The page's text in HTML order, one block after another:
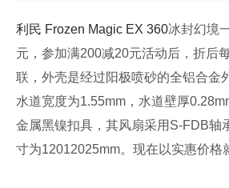
利民 Frozen Magic EX 360冰封幻境
元，参加满200减20元活动后，折后
联，外壳是经过阳极喷砂的全铝合金
水道宽度为1.55mm，水道壁厚
金属黑镍扣具，其风扇采用S-FDB轴
寸为12012025mm。现在以实惠价格